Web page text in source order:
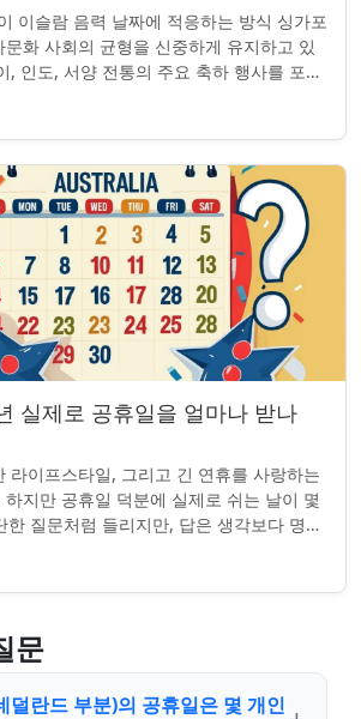
이슬람 음력 날짜에 적응하는 방식 싱가포
화 사회의 균형을 신중하게 유지하고 있
, 인도, 서양 전통의 주요 축하 행사를 포함
반영합니...
실제로 공휴일을 얼마나 받나
라이프스타일, 그리고 긴 연휴를 사랑하는
지만 공휴일 덕분에 실제로 쉬는 날이 몇
한 질문처럼 들리지만, 답은 생각보다 명확
. 거주...
문
덜란드 부분)의 공휴일은 몇 개인